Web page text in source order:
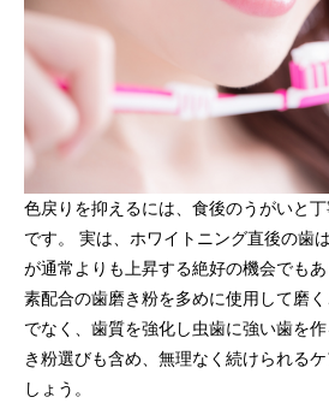
色戻りを抑えるには、食後のうがいと
です。 実は、ホワイトニング直後の歯
が通常よりも上昇する絶好の機会でも
素配合の歯磨き粉を多めに使用して磨
でなく、歯質を強化し虫歯に強い歯を
き粉選びも含め、無理なく続けられる
しょう。